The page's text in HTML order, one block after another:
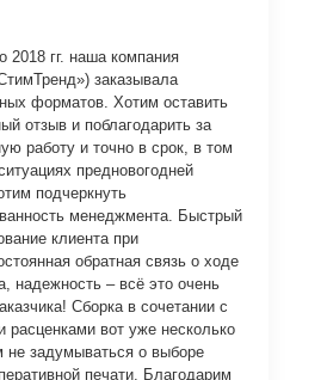
2018 гг. наша компания
заказывала
форматов. Хотим оставить
отзыв и поблагодарить за
работу и точно в срок, в том
предновогодней
подчеркнуть
менеджмента. Быстрый
клиента при
обратная связь о ходе
надежность – всё это очень
Сборка в сочетании с
расценками вот уже несколько
не задумываться о выборе
печати. Благодарим